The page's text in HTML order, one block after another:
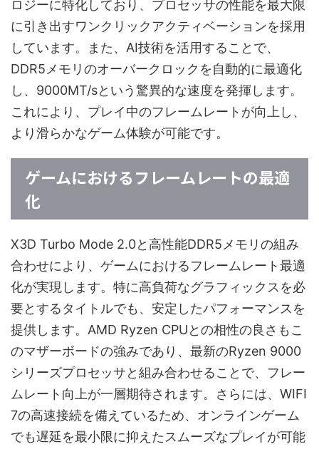
ロジーに特化しており、プロセッサの性能を最大限
に引き出すワンクリックアクティベーションを採用
しています。また、AI技術を活用することで、
DDR5メモリのオーバークロックを自動的に最適化
し、9000MT/sという驚異的な速度を発揮します。
これにより、プレイ中のフレームレートが向上し、
より滑らかなゲーム体験が可能です。
ゲームにおけるフレームレートの最適
化
X3D Turbo Mode 2.0と高性能DDR5メモリの組み
合わせにより、ゲームにおけるフレームレート最適
化が実現します。特に高負荷なグラフィックスを必
要とするタイトルでも、安定したパフォーマンスを
提供します。AMD Ryzen CPUとの相性の良さもこ
のマザーボードの強みであり、最新のRyzen 9000
シリーズプロセッサと組み合わせることで、フレー
ムレート向上が一層期待されます。さらには、WIFI
7の高速接続を備えているため、オンラインゲーム
でも遅延を最小限に抑えたスムーズなプレイが可能